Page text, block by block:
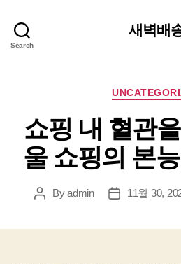
Search
새벽배
쇼핑 내 혈관
울 쇼핑의 본
PostByadmin
Post11월 30,